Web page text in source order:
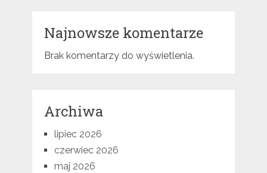
Najnowsze komentarze
Brak komentarzy do wyświetlenia.
Archiwa
lipiec 2026
czerwiec 2026
maj 2026